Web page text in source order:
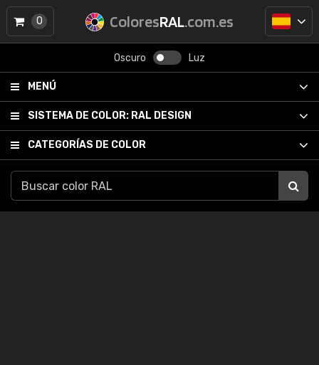
ColoresRAL.com.es
Oscuro Luz
MENÚ
SISTEMA DE COLOR: RAL DESIGN
CATEGORÍAS DE COLOR
0